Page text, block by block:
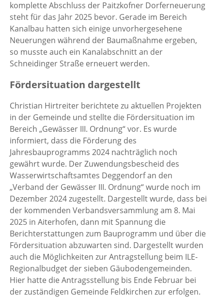
komplette Abschluss der Paitzkofner Dorferneuerung
steht für das Jahr 2025 bevor. Gerade im Bereich
Kanalbau hatten sich einige unvorhergesehene
Neuerungen während der Baumaßnahme ergeben,
so musste auch ein Kanalabschnitt an der
Schneidinger Straße erneuert werden.
Fördersituation dargestellt
Christian Hirtreiter berichtete zu aktuellen Projekten
in der Gemeinde und stellte die Fördersituation im
Bereich „Gewässer III. Ordnung“ vor. Es wurde
informiert, dass die Förderung des
Jahresbauprogramms 2024 nachträglich noch
gewährt wurde. Der Zuwendungsbescheid des
Wasserwirtschaftsamtes Deggendorf an den
„Verband der Gewässer III. Ordnung“ wurde noch im
Dezember 2024 zugestellt. Dargestellt wurde, dass bei
der kommenden Verbandsversammlung am 8. Mai
2025 in Aiterhofen, dann mit Spannung die
Berichterstattungen zum Bauprogramm und über die
Fördersituation abzuwarten sind. Dargestellt wurden
auch die Möglichkeiten zur Antragstellung beim ILE-
Regionalbudget der sieben Gäubodengemeinden.
Hier hatte die Antragsstellung bis Ende Februar bei
der zuständigen Gemeinde Feldkirchen zur erfolgen.